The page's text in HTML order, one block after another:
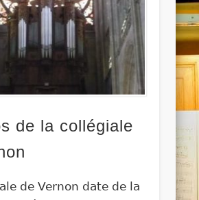
de la collégiale
de Vernon date de la